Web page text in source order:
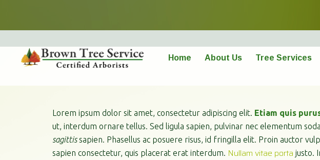
Home About Us Tree Services
Lorem ipsum dolor sit amet, consectetur adipiscing elit. Etiam quis
ut, interdum ornare tellus. Sed ligula sapien, pulvinar nec elementum
sagittissapien. Phasellus ac posuere risus, id fringilla elit. Proin auctor
sapien consectetur, quis placerat erat interdum. Nullam vitae porta justo.